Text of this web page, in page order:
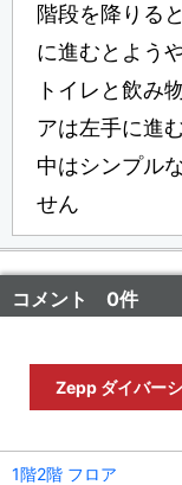
階段を降りる
に進むとよう
トイレと飲み
アは左手に進
中はシンプル
せん
コメント 0件
Zepp ダイバー
1階2階 フロア